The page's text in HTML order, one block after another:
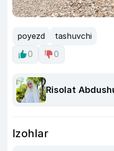
poyezd
tashuvchi
0
0
Risolat
Izohlar